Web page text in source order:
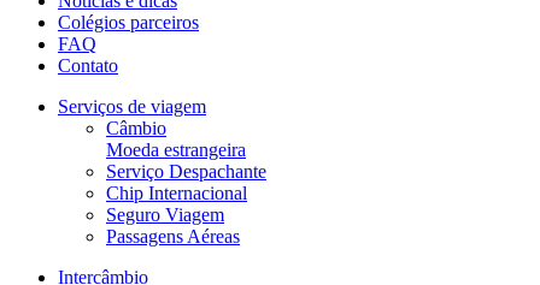
Colégios parceiros
FAQ
Contato
Serviços de viagem
Câmbio
Moeda estrangeira
Serviço Despachante
Chip Internacional
Seguro Viagem
Passagens Aéreas
Intercâmbio